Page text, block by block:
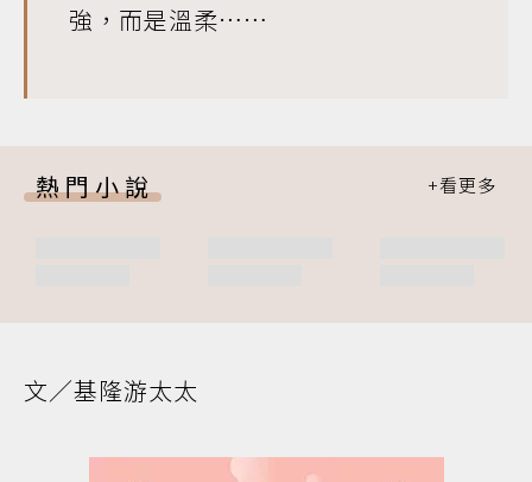
強，而是溫柔……
熱門小說
文／基隆游太太